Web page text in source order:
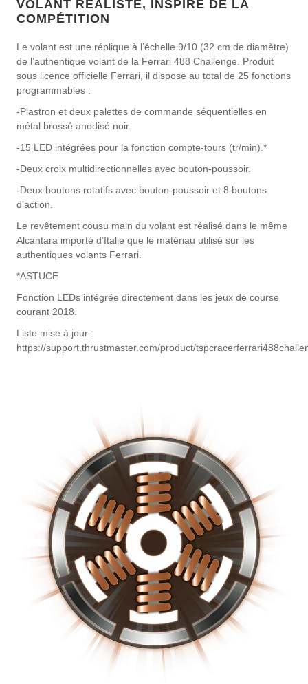
VOLANT RÉALISTE, INSPIRÉ DE LA
COMPÉTITION
Le volant est une réplique à l’échelle 9/10 (32 cm de diamètre)
de l’authentique volant de la Ferrari 488 Challenge. Produit
sous licence officielle Ferrari, il dispose au total de 25 fonctions
programmables :
-Plastron et deux palettes de commande séquentielles en
métal brossé anodisé noir.
-15 LED intégrées pour la fonction compte-tours (tr/min).*
-Deux croix multidirectionnelles avec bouton-poussoir.
-Deux boutons rotatifs avec bouton-poussoir et 8 boutons
d’action.
Le revêtement cousu main du volant est réalisé dans le même
Alcantara importé d’Italie que le matériau utilisé sur les
authentiques volants Ferrari.
*ASTUCE
Fonction LEDs intégrée directement dans les jeux de course
courant 2018.
Liste mise à jour :
https://support.thrustmaster.com/product/